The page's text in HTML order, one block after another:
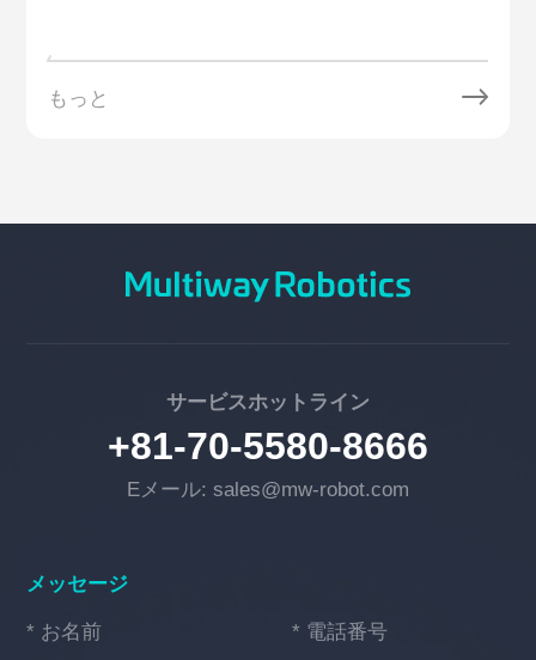
もっと
サービスホットライン
+81-70-5580-8666
Eメール: sales@mw-robot.com
メッセージ
* お名前 * 電話番号